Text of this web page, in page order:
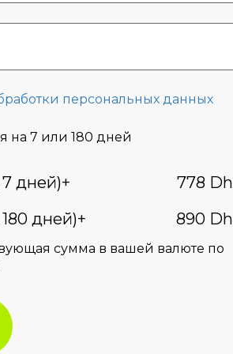
персональных данных
на 7 или 180 дней
7 дней)+
778 Dh
дней)+
890 Dh
сумма в вашей валюте по